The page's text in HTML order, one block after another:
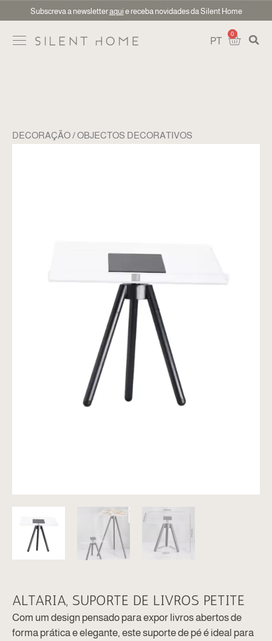
Subscreva a newsletteraqui e receba novidades da Silent Home
PT
0
DECORAÇÃO OBJECTOS DECORATIVOS
ALTARIA, SUPORTE DE LIVROS PETITE
Com um design pensado para expor livros abertos de
forma prática e elegante, este suporte de pé é ideal para